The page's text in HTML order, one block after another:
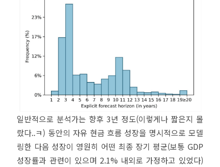
일반적으로 분석가는 향후 3년 정도(이렇게나 짧은지 몰
랐다..ㅋ) 동안의 자유 현금 흐름 성장을 명시적으로 모델
링한 다음 성장이 영원히 어떤 최종 장기 평균(보통 GDP
성장률과 관련이 있으며 2.1% 내외로 가정하고 있었다)